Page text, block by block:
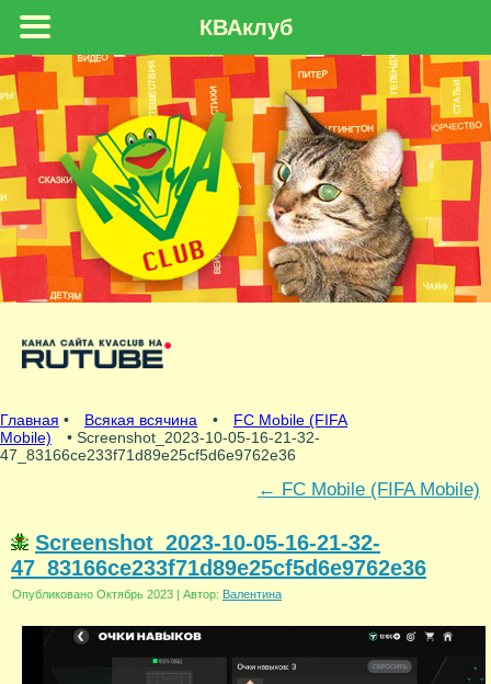
Главная • Всякая всячина •
FC Mobile (FIFA
Mobile)
• Screenshot_2023-10-05-16-21-32-
47_83166ce233f71d89e25cf5d6e9762e36
← FC Mobile (FIFA Mobile)
Screenshot_2023-10-05-16-21-32-
47_83166ce233f71d89e25cf5d6e9762e36
Опубликовано Октябрь 2023 | Автор: Валентина
КВАклуб